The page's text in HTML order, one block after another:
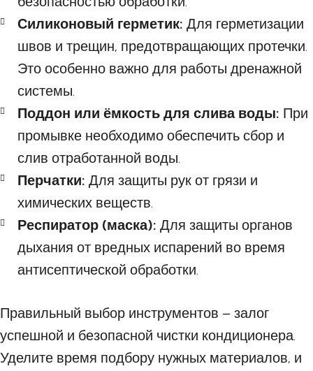
Силиконовый герметик: Для герметизации
швов и трещин, предотвращающих протечки.
Это особенно важно для работы дренажной
системы.
Поддон или ёмкость для слива воды: При
промывке необходимо обеспечить сбор и
слив отработанной воды.
Перчатки: Для защиты рук от грязи и
химических веществ.
Респиратор (маска): Для защиты органов
дыхания от вредных испарений во время
антисептической обработки.
Правильный выбор инструментов – залог
успешной и безопасной чистки кондиционера.
Уделите время подбору нужных материалов, и